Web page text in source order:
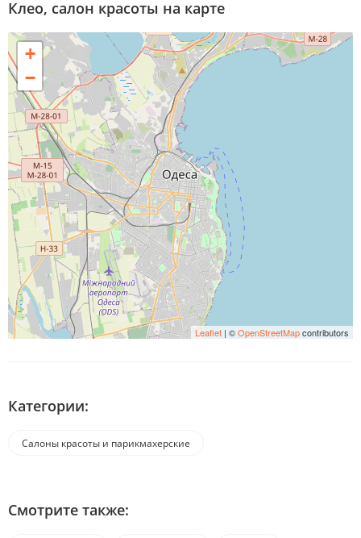
Клео, салон красоты на карте
+
−
Leaflet | ©OpenStreetMapcontributors
Категории:
Салоны красоты и парикмахерские
Смотрите также: